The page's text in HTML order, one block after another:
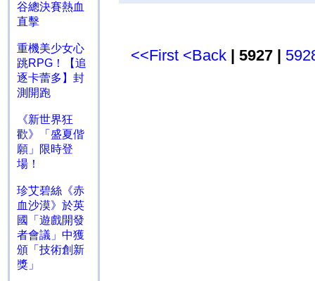
谷總決賽熱血
直擊
重機美少女心
跳RPG！【追
逐卡蕾多】封
測開跑
《新世界狂
歡》「盛夏偕
願」限時登
場！
珍艾碧絲《赤
血沙漠》於英
國「遊戲開發
者會議」中獲
頒「技術創新
獎」
<<First <Back | 5927 |